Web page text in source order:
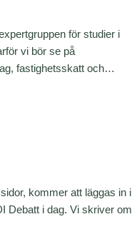
för studier i
vi bör se på
fastighetsskatt och…
kommer att läggas in i
Debatt i dag. Vi skriver om